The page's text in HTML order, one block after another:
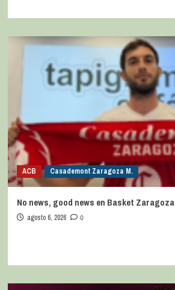
ACB Casademont Zaragoza M.
No news, good news en Basket Zaragoza
agosto 6, 2026 0